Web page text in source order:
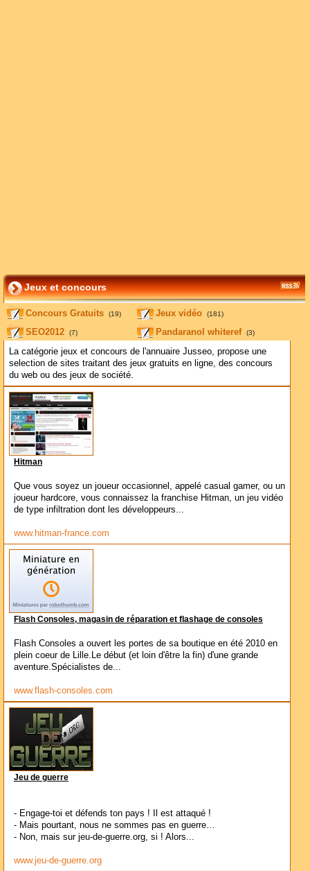
Jeux et concours
Concours Gratuits (19)
SEO2012 (7)
Jeux vidéo (181)
Pandaranol whiteref (3)
La catégorie jeux et concours de l'annuaire Jusseo, propose une
selection de sites traitant des jeux gratuits en ligne, des concours
du web ou des jeux de société.
Hitman
Que vous soyez un joueur occasionnel, appelé casual gamer, ou un
joueur hardcore, vous connaissez la franchise Hitman, un jeu vidéo
de type infiltration dont les développeurs...
www.hitman-france.com
Flash Consoles, magasin de réparation et flashage de consoles
Flash Consoles a ouvert les portes de sa boutique en été 2010 en
plein coeur de Lille.Le début (et loin d'être la fin) d'une grande
aventure.Spécialistes de...
www.flash-consoles.com
Jeu de guerre
- Engage-toi et défends ton pays ! Il est attaqué !
- Mais pourtant, nous ne sommes pas en guerre…
- Non, mais sur jeu-de-guerre.org, si ! Alors...
www.jeu-de-guerre.org